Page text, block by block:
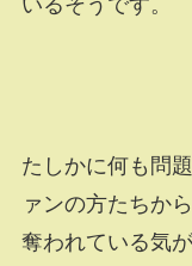
たしかに何も問
ァンの方たちか
奪われている気